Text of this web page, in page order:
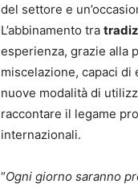
del settore e
L’abbinamento tra
esperienza, grazie alla
miscelazione, capaci
nuove modalità di
raccontare il legame
internazionali.
“Ogni giorno saranno